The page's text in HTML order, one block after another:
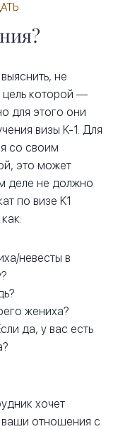
не
цель которой —
для этого они
визы K-1. Для
со своим
это может
деле не должно
по визе K1
невесты в
жениха?
да, у вас есть
хочет
ваши отношения с